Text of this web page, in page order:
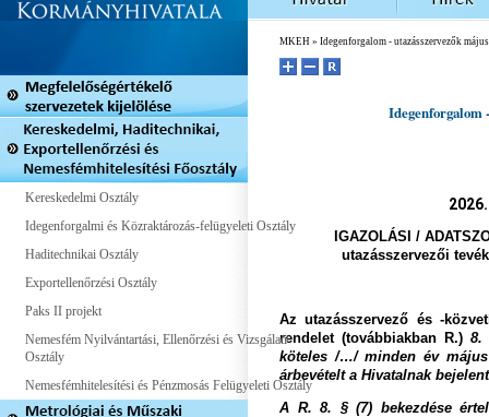
Kereskedelmi Osztály
Idegenforgalmi és Közraktározás-felügyeleti Osztály
Haditechnikai Osztály
Exportellenőrzési Osztály
Paks II projekt
Nemesfém Nyilvántartási, Ellenőrzési és Vizsgálati
Osztály
Nemesfémhitelesítési és Pénzmosás Felügyeleti Osztály
MKEH » Idegenforgalom - utazásszervezők
Idegenforgalom
IGAZOLÁSI /
utazásszervezői
Az utazásszervező és -
rendelet (továbbiakban R.)8.
köteles /…/ minden év május
árbevételt a Hivatalnak
A R. 8. § (7) bekezdése